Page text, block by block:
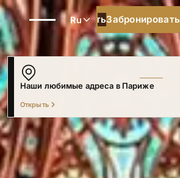
Ru Забронировать
Забронировать
Наши любимые адреса в Париже
Открыть